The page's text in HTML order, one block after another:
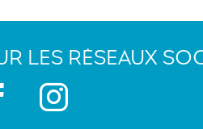
LES RÉSEAUX